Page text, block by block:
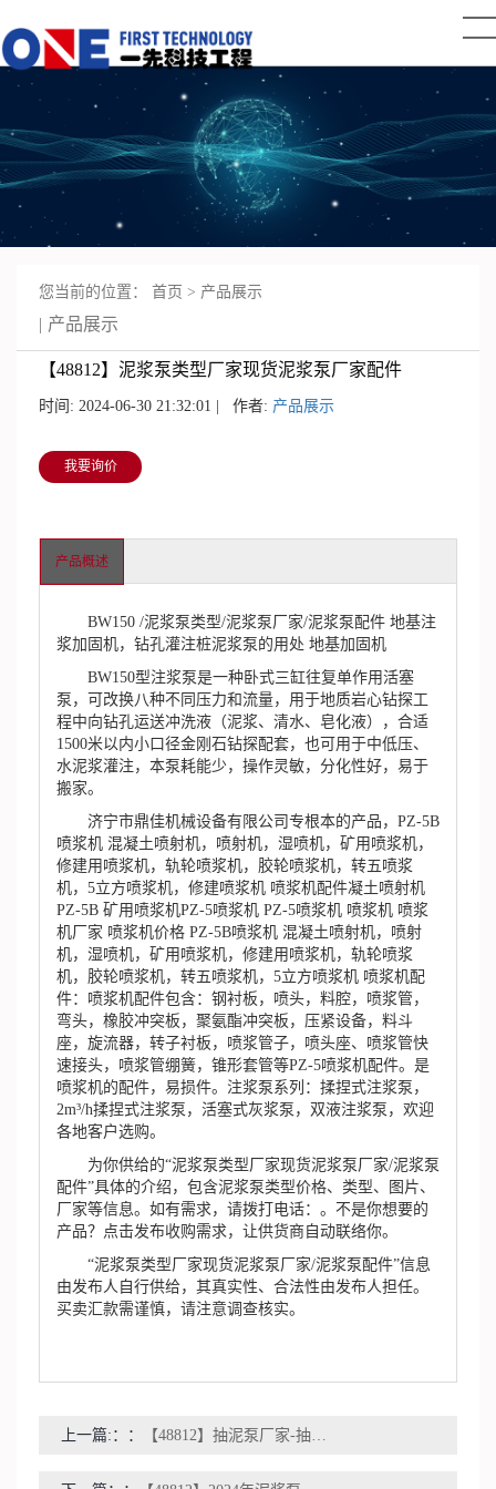
您当前的位置： 首页 > 产品展示
产品展示
【48812】泥浆泵类型厂家现货泥浆泵厂家配件
时间: 2024-06-30 21:32:01 | 作者: 产品展示
我要询价
产品概述
BW150 /泥浆泵类型/泥浆泵厂家/泥浆泵配件 地基注
浆加固机，钻孔灌注桩泥浆泵的用处 地基加固机
BW150型注浆泵是一种卧式三缸往复单作用活塞
泵，可改换八种不同压力和流量，用于地质岩心钻探工
程中向钻孔运送冲洗液（泥浆、清水、皂化液），合适
1500米以内小口径金刚石钻探配套，也可用于中低压、
水泥浆灌注，本泵耗能少，操作灵敏，分化性好，易于
搬家。
济宁市鼎佳机械设备有限公司专根本的产品，PZ-5B
喷浆机 混凝土喷射机，喷射机，湿喷机，矿用喷浆机，
修建用喷浆机，轨轮喷浆机，胶轮喷浆机，转五喷浆
机，5立方喷浆机，修建喷浆机 喷浆机配件凝土喷射机
PZ-5B 矿用喷浆机PZ-5喷浆机 PZ-5喷浆机 喷浆机 喷浆
机厂家 喷浆机价格 PZ-5B喷浆机 混凝土喷射机，喷射
机，湿喷机，矿用喷浆机，修建用喷浆机，轨轮喷浆
机，胶轮喷浆机，转五喷浆机，5立方喷浆机 喷浆机配
件：喷浆机配件包含：钢衬板，喷头，料腔，喷浆管，
弯头，橡胶冲突板，聚氨酯冲突板，压紧设备，料斗
座，旋流器，转子衬板，喷浆管子，喷头座、喷浆管快
速接头，喷浆管绷簧，锥形套管等PZ-5喷浆机配件。是
喷浆机的配件，易损件。注浆泵系列：揉捏式注浆泵，
2m³/h揉捏式注浆泵，活塞式灰浆泵，双液注浆泵，欢迎
各地客户选购。
为你供给的“泥浆泵类型厂家现货泥浆泵厂家/泥浆泵
配件”具体的介绍，包含泥浆泵类型价格、类型、图片、
厂家等信息。如有需求，请拨打电话：。不是你想要的
产品？点击发布收购需求，让供货商自动联络你。
“泥浆泵类型厂家现货泥浆泵厂家/泥浆泵配件”信息
由发布人自行供给，其真实性、合法性由发布人担任。
买卖汇款需谨慎，请注意调查核实。
上一篇:： 【48812】抽泥泵厂家-抽泥泵厂家、公司、企业 - 阿里巴巴公司黄页